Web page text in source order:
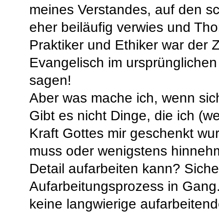
meines Verstandes, auf den
eher beiläufig verwies und
Praktiker und Ethiker war der
Evangelisch im
sagen!
Aber was mache ich, wenn
Gibt es nicht Dinge, die ich
Kraft Gottes mir geschenkt
muss oder wenigstens
Detail aufarbeiten kann?
Aufarbeitungsprozess in
keine langwierige